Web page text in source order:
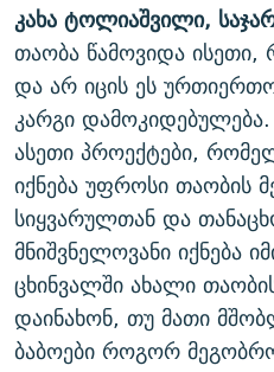
კახა ტოლიაშვილი,
თაობა წამოვიდა
და არ იცის ეს
კარგი
ასეთი პროექტები,
იქნება უფროსი თაობის
სიყვარულთან და
მნიშვნელოვანი იქნება
ცხინვალში ახალი
დაინახონ, თუ მათი
ბაბოები როგორ